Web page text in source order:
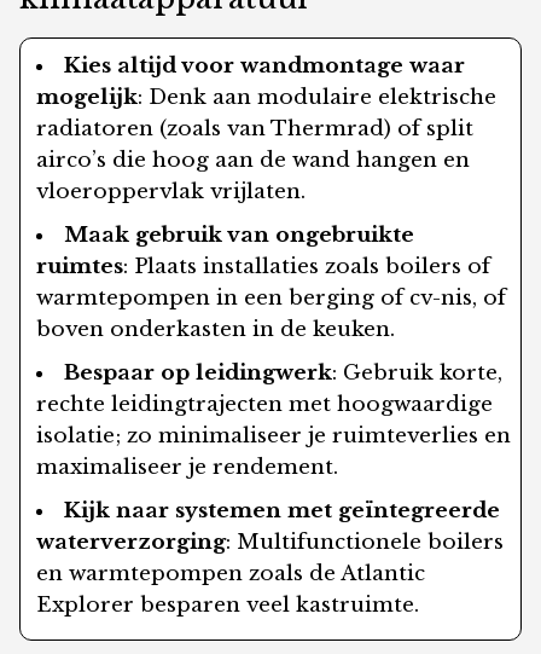
Kies altijd voor wandmontage waar
mogelijk: Denk aan modulaire elektrische
radiatoren (zoals van Thermrad) of split
airco’s die hoog aan de wand hangen en
vloeroppervlak vrijlaten.
Maak gebruik van ongebruikte
ruimtes: Plaats installaties zoals boilers of
warmtepompen in een berging of cv-nis, of
boven onderkasten in de keuken.
Bespaar op leidingwerk: Gebruik korte,
rechte leidingtrajecten met hoogwaardige
isolatie; zo minimaliseer je ruimteverlies en
maximaliseer je rendement.
Kijk naar systemen met geïntegreerde
waterverzorging: Multifunctionele boilers
en warmtepompen zoals de Atlantic
Explorer besparen veel kastruimte.